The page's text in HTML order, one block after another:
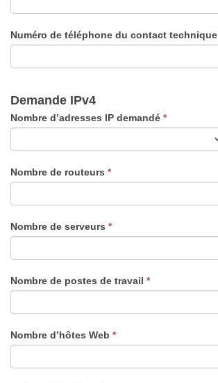
Numéro de téléphone du contact technique
Demande IPv4
Nombre d’adresses IP demandé *
Nombre de routeurs *
Nombre de serveurs *
Nombre de postes de travail *
Nombre d’hôtes Web *